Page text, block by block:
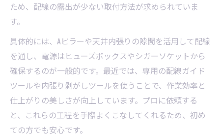
ドライブレコーダー取付で迷わない業者選
後悔しないための取付ポイントを解説
ドライブレコーダー取付で後悔しない判断
基準
よくある失敗例とその防止策を紹介
取付時に見落としがちな注意点まとめ
追加費用を防ぐ取付時のポイント解説
ため、配線の露出が少ない取付方法が求められていま
す。
具体的には、Aピラーや天井内張りの隙間を活用して配線
を通し、電源はヒューズボックスやシガーソケットから
確保するのが一般的です。最近では、専用の配線ガイド
ツールや内張り剥がしツールを使うことで、作業効率と
仕上がりの美しさが向上しています。プロに依頼する
と、これらの工程を手際よくこなしてくれるため、初め
ての方でも安心です。